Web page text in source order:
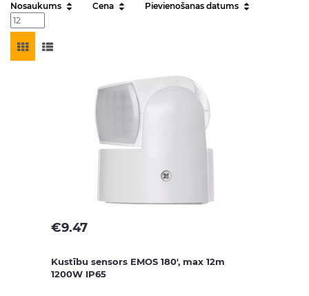
Nosaukums Cena Pievienošanas datums
€9.47
Kustību sensors EMOS 180', max 12m
1200W IP65